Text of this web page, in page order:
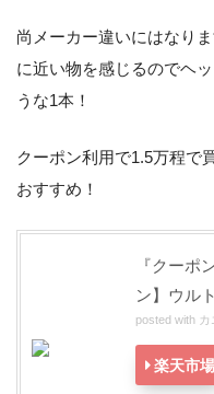
尚メーカー違いにはなり
に近い物を感じるのでヘ
うな1本！
クーポン利用で1.5万程で
おすすめ！
『クーポ
ン】ウル
posted with
楽天市場